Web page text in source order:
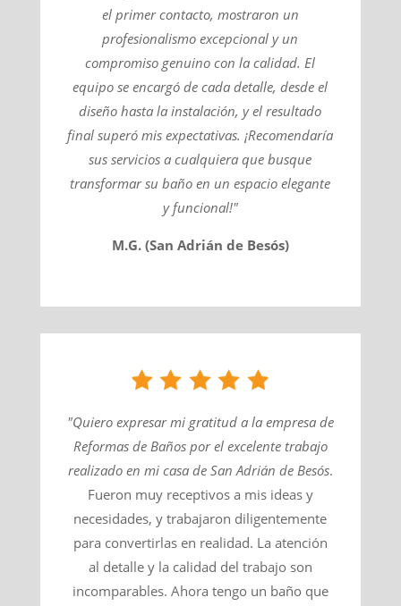
el primer contacto, mostraron un
profesionalismo excepcional y un
compromiso genuino con la calidad. El
equipo se encargó de cada detalle, desde el
diseño hasta la instalación, y el resultado
final superó mis expectativas. ¡Recomendaría
sus servicios a cualquiera que busque
transformar su baño en un espacio elegante
y funcional!"
M.G. (San Adrián de Besós)
"Quiero expresar mi gratitud a la empresa de
Reformas de Baños por el excelente trabajo
realizado en mi casa de San Adrián de Besós​.
Fueron muy receptivos a mis ideas y
necesidades, y trabajaron diligentemente
para convertirlas en realidad. La atención
al detalle y la calidad del trabajo son
incomparables. Ahora tengo un baño que